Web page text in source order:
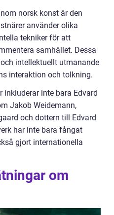
norsk konst är den
använder olika
tekniker för att
samhället. Dessa
intellektuellt utmanande
interaktion och tolkning.
inkluderar inte bara Edvard
Jakob Weidemann,
och dottern till Edvard
har inte bara fångat
gjort internationella
om